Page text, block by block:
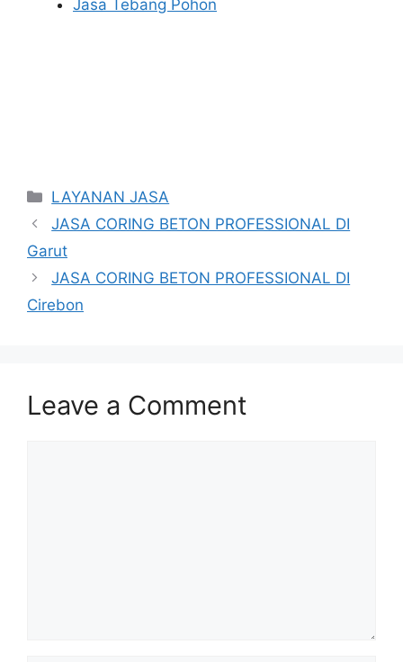
Jasa Tebang Pohon
Categories
LAYANAN JASA
JASA CORING BETON PROFESSIONAL DI
Garut
JASA CORING BETON PROFESSIONAL DI
Cirebon
Leave a Comment